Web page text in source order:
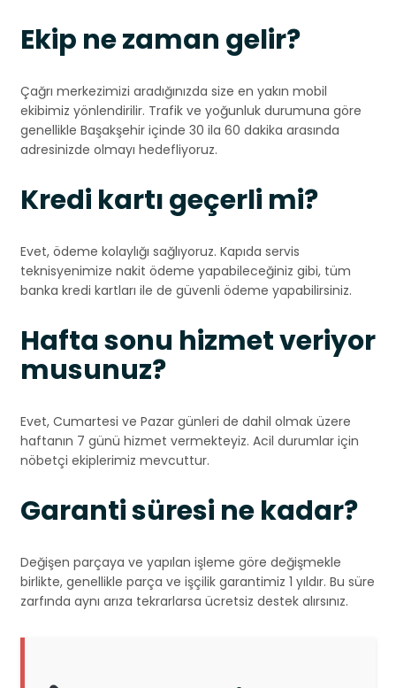
Ekip ne zaman gelir?
Çağrı merkezimizi aradığınızda size en yakın mobil
ekibimiz yönlendirilir. Trafik ve yoğunluk durumuna göre
genellikle Başakşehir içinde 30 ila 60 dakika arasında
adresinizde olmayı hedefliyoruz.
Kredi kartı geçerli mi?
Evet, ödeme kolaylığı sağlıyoruz. Kapıda servis
teknisyenimize nakit ödeme yapabileceğiniz gibi, tüm
banka kredi kartları ile de güvenli ödeme yapabilirsiniz.
Hafta sonu hizmet veriyor
musunuz?
Evet, Cumartesi ve Pazar günleri de dahil olmak üzere
haftanın 7 günü hizmet vermekteyiz. Acil durumlar için
nöbetçi ekiplerimiz mevcuttur.
Garanti süresi ne kadar?
Değişen parçaya ve yapılan işleme göre değişmekle
birlikte, genellikle parça ve işçilik garantimiz 1 yıldır. Bu süre
zarfında aynı arıza tekrarlarsa ücretsiz destek alırsınız.